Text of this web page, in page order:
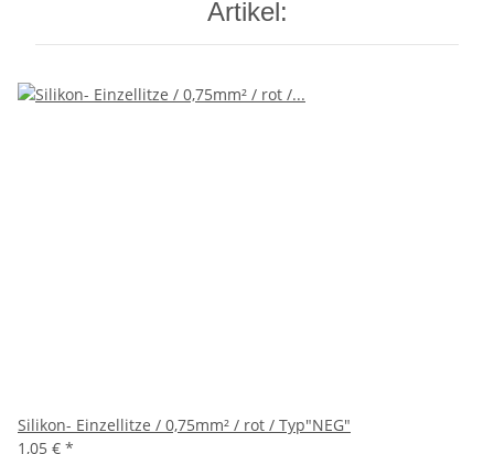
Artikel:
Silikon- Einzellitze / 0,75mm² / rot / Typ"NEG"
1,05 € *